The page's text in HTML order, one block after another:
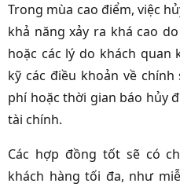
Trong mùa cao điểm, việc
khả năng xảy ra khá cao
hoặc các lý do khách quan
kỹ các điều khoản về
phí hoặc thời gian báo hủy
tài chính.
Các hợp đồng tốt sẽ có
khách hàng tối đa, như